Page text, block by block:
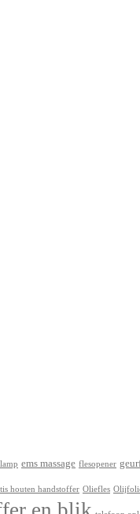
ems massage flesopener
houten handstoffer Oliefles